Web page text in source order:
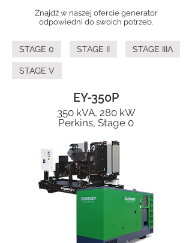
Znajdź w naszej ofercie generator
odpowiedni do swoich potrzeb.
STAGE 0 STAGE II STAGE IIIA
STAGE V
EY-350P
350 kVA, 280 kW
Perkins, Stage 0